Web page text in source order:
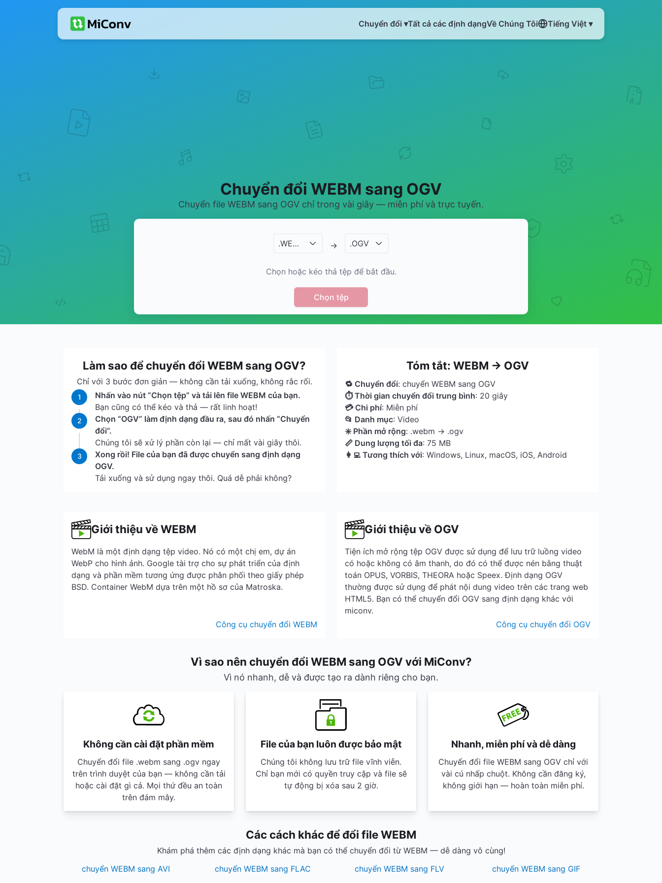
Chuyển đổi ▾Tất cả các định dạngVề Chúng Tôi Tiếng Việt ▾
Chuyển đổi WEBM sang OGV
Chuyển file WEBM sang OGV chỉ trong vài giây — miễn phí và trực tuyến.
.WEBM → .OGV
Chọn hoặc kéo thả tệp để bắt đầu.
Chọn tệp
Làm sao để chuyển đổi WEBM sang OGV?
Chỉ với 3 bước đơn giản — không cần tải xuống, không rắc rối.
1
Nhấn vào nút “Chọn tệp” và tải lên file WEBM của bạn.
Bạn cũng có thể kéo và thả — rất linh hoạt!
2
Chọn “OGV” làm định dạng đầu ra, sau đó nhấn “Chuyển
đổi”.
Chúng tôi sẽ xử lý phần còn lại — chỉ mất vài giây thôi.
3
Xong rồi! File của bạn đã được chuyển sang định dạng
OGV.
Tải xuống và sử dụng ngay thôi. Quá dễ phải không?
Tóm tắt: WEBM → OGV
🔁 Chuyển đổi: chuyển WEBM sang OGV
⏱ Thời gian chuyển đổi trung bình: 20 giây
💳 Chi phí: Miễn phí
📂 Danh mục: Video
✳️ Phần mở rộng: .webm → .ogv
📏 Dung lượng tối đa: 75 MB
👩‍💻 Tương thích với: Windows, Linux, macOS, iOS, Android
Giới thiệu về WEBM
WebM là một định dạng tệp video. Nó có một chị em, dự án
WebP cho hình ảnh. Google tài trợ cho sự phát triển của định
dạng và phần mềm tương ứng được phân phối theo giấy phép
BSD. Container WebM dựa trên một hồ sơ của Matroska.
Công cụ chuyển đổi WEBM
Giới thiệu về OGV
Tiện ích mở rộng tệp OGV được sử dụng để lưu trữ luồng video
có hoặc không có âm thanh, do đó có thể được nén bằng thuật
toán OPUS, VORBIS, THEORA hoặc Speex. Định dạng OGV
thường được sử dụng để phát nội dung video trên các trang web
HTML5. Bạn có thể chuyển đổi OGV sang định dạng khác với
miconv.
Công cụ chuyển đổi OGV
Vì sao nên chuyển đổi WEBM sang OGV với MiConv?
Vì nó nhanh, dễ và được tạo ra dành riêng cho bạn.
Không cần cài đặt phần mềm
Chuyển đổi file .webm sang .ogv ngay
trên trình duyệt của bạn — không cần tải
hoặc cài đặt gì cả. Mọi thứ đều an toàn
trên đám mây.
File của bạn luôn được bảo mật
Chúng tôi không lưu trữ file vĩnh viễn.
Chỉ bạn mới có quyền truy cập và file sẽ
tự động bị xóa sau 2 giờ.
Nhanh, miễn phí và dễ dàng
Chuyển đổi file WEBM sang OGV chỉ với
vài cú nhấp chuột. Không cần đăng ký,
không giới hạn — hoàn toàn miễn phí.
Các cách khác để đổi file WEBM
Khám phá thêm các định dạng khác mà bạn có thể chuyển đổi từ WEBM — dễ dàng vô cùng!
chuyển WEBM sang AVI
chuyển WEBM sang FLAC chuyển WEBM sang FLV chuyển WEBM sang GIF